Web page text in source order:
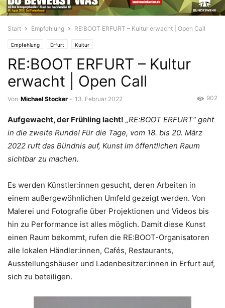
Start Empfehlung RE:BOOT ERFURT – Kultur erwacht | Open Call
Empfehlung Erfurt Kultur
RE:BOOT ERFURT – Kultur
erwacht | Open Call
Von Michael Stocker - 13. Februar 2022 902
Aufgewacht, der Frühling lacht! „RE:BOOT ERFURT“ geht
in die zweite Runde! Für die Tage, vom 18. bis 20. März
2022 ruft das Bündnis auf, Kunst im öffentlichen Raum
sichtbar zu machen.
Es werden Künstler:innen gesucht, deren Arbeiten in
einem außergewöhnlichen Umfeld gezeigt werden. Von
Malerei und Fotografie über Projektionen und Videos bis
hin zu Performance ist alles möglich. Damit diese Kunst
einen Raum bekommt, rufen die RE:BOOT-Organisatoren
alle lokalen Händler:innen, Cafés, Restaurants,
Ausstellungshäuser und Ladenbesitzer:innen in Erfurt auf,
sich zu beteiligen.